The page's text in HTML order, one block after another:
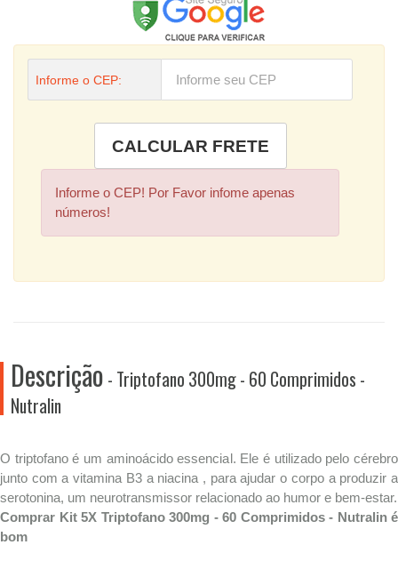
Informe o CEP:
Informe o CEP! Por Favor infome apenas
números!
Descrição - Triptofano 300mg - 60 Comprimidos -
Nutralin
O triptofano é um aminoácido essencial. Ele é utilizado pelo cérebro
junto com a vitamina B3 a niacina , para ajudar o corpo a produzir a
serotonina, um neurotransmissor relacionado ao humor e bem-estar.
Comprar Kit 5X Triptofano 300mg - 60 Comprimidos - Nutralin é
bom